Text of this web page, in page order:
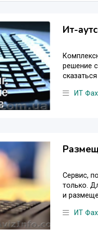
Ит-
решение
ИТ
Сервис,
только.
и
ИТ